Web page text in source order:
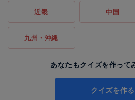
近畿 中国
九州・沖縄
あなたもクイズを作って
クイズを作る